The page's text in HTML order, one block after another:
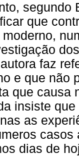
segundo
que
faz
e que não
que causa
insiste
as
dias de